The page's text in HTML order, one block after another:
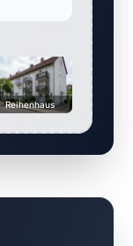
Reihenhaus